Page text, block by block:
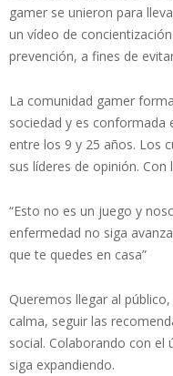
gamer se unieron para
un vídeo de
prevención, a fines de
La comunidad gamer
sociedad y es conformada
entre los 9 y 25 años. Los
sus líderes de opinión. Con
“Esto no es un juego y
enfermedad no siga
que te quedes en casa”
Queremos llegar al
calma, seguir las
social. Colaborando con el
siga expandiendo.